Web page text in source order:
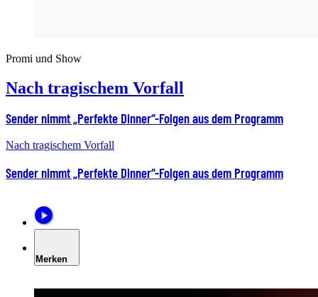
Promi und Show
Nach tragischem Vorfall
Sender nimmt „Perfekte Dinner“-Folgen aus dem Programm
Nach tragischem Vorfall
Sender nimmt „Perfekte Dinner“-Folgen aus dem Programm
Merken